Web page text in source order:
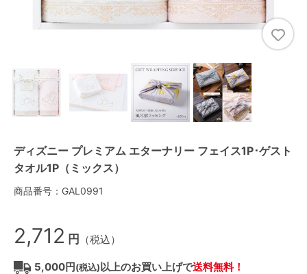
ディズニー プレミアム エターナリー フェイス1P･ゲスト
タオル1P（ミックス）
商品番号：GAL0991
2,712 円 （税込）
5,000円(税込)以上のお買い上げで送料無料！